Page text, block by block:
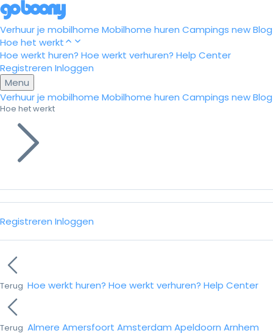
Verhuur je mobilhome Mobilhome huren Campings newBlog
Hoe het werkt
Hoe werkt huren? Hoe werkt verhuren? Help Center
Registreren Inloggen
Menu
Verhuur je mobilhome Mobilhome huren Campings newBlog
Hoe het werkt
Registreren Inloggen
Terug Hoe werkt huren? Hoe werkt verhuren? Help Center
Terug Almere Amersfoort Amsterdam Apeldoorn Arnhem